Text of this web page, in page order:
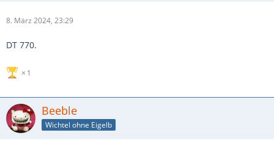
8. März 2024, 23:29
DT 770.
1
Beeble
Wichtel ohne Eigelb